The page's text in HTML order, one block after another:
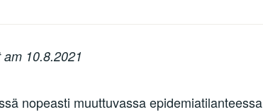
10.8.2021
nopeasti muuttuvassa epidemiatilanteessa